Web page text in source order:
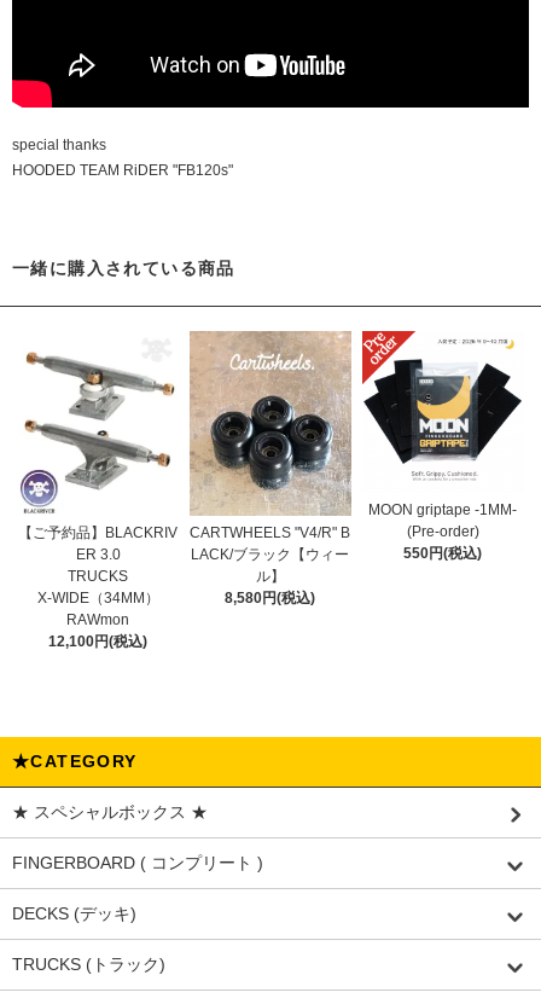
special thanks
HOODED TEAM RiDER "FB120s"
一緒に購入されている商品
【ご予約品】BLACKRIV
ER 3.0
TRUCKS
X-WIDE（34MM）
RAWmon
12,100円(税込)
CARTWHEELS "V4/R" B
LACK/ブラック【ウィー
ル】
8,580円(税込)
MOON griptape -1MM-
(Pre-order)
550円(税込)
★CATEGORY
★ スペシャルボックス ★
FINGERBOARD ( コンプリート )
DECKS (デッキ)
TRUCKS (トラック)